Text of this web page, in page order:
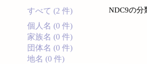
すべて (2 件)
個人名 (0 件)
家族名 (0 件)
団体名 (0 件)
地名 (0 件)
NDC9の分